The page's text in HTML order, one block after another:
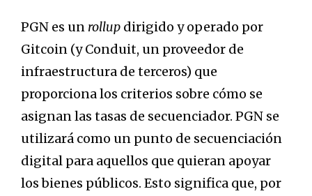
PGN es un rollup dirigido y operado por
Gitcoin (y Conduit, un proveedor de
infraestructura de terceros) que
proporciona los criterios sobre cómo se
asignan las tasas de secuenciador. PGN se
utilizará como un punto de secuenciación
digital para aquellos que quieran apoyar
los bienes públicos. Esto significa que, por